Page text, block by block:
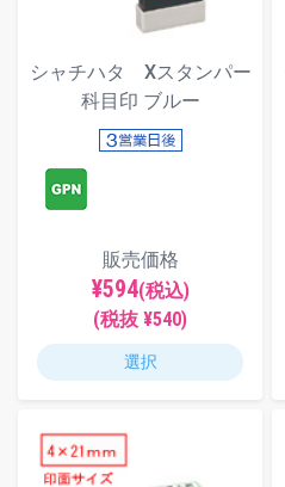
シャチハタ Xスタンパー
科目印 ブルー
販売価格
¥594(税込)
(税抜 ¥540)
選択